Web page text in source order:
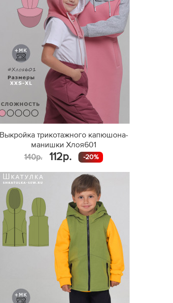
Выкройка трикотажного капюшона-
манишки Хлоя601
140р.
112р. -20%